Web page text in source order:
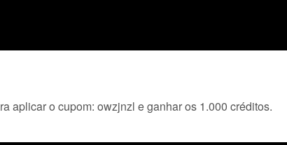
aplicar o cupom: owzjnzl e ganhar os 1.000 créditos.